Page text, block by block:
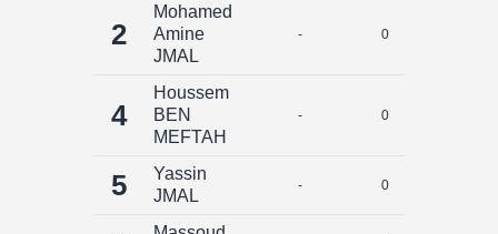
2
Mohamed
Amine
JMAL
- 0
4
Houssem
BEN
MEFTAH
- 0
5
Yassin
JMAL
- 0